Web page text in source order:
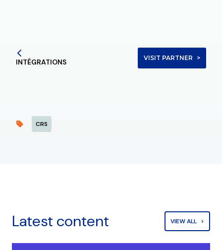
INTÉGRATIONS VISIT PARTNER
CRS
Latest content VIEW ALL